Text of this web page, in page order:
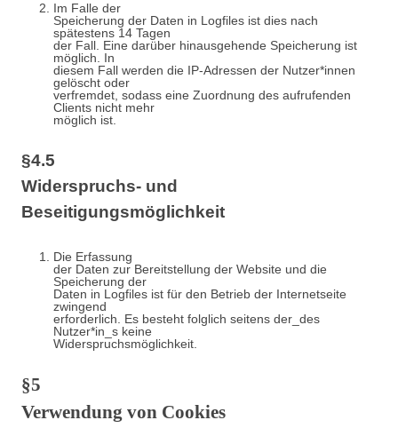
Im Falle der
Speicherung der Daten in Logfiles ist dies nach
spätestens 14 Tagen
der Fall. Eine darüber hinausgehende Speicherung ist
möglich. In
diesem Fall werden die IP-Adressen der Nutzer*innen
gelöscht oder
verfremdet, sodass eine Zuordnung des aufrufenden
Clients nicht mehr
möglich ist.
§4.5
Widerspruchs- und
Beseitigungsmöglichkeit
Die Erfassung
der Daten zur Bereitstellung der Website und die
Speicherung der
Daten in Logfiles ist für den Betrieb der Internetseite
zwingend
erforderlich. Es besteht folglich seitens der_des
Nutzer*in_s keine
Widerspruchsmöglichkeit.
§5
Verwendung von Cookies